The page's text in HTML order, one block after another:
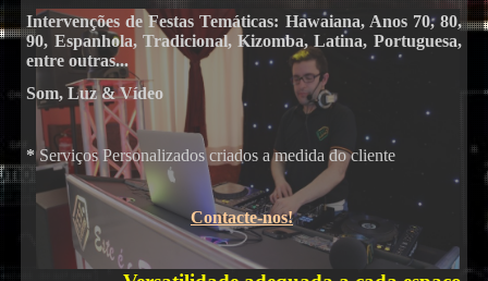
Karaoke
Intervenções de Festas Temáticas: Hawaiana, Anos 70, 80,
90, Espanhola, Tradicional, Kizomba, Latina, Portuguesa,
entre outras...
Som, Luz & Vídeo
*Serviços Personalizados criados a medida do cliente
Contacte-nos!